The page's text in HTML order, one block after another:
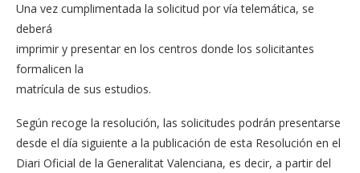
Una vez cumplimentada la solicitud por vía telemática, se
deberá
imprimir y presentar en los centros donde los solicitantes
formalicen la
matrícula de sus estudios.
Según recoge la resolución, las solicitudes podrán presentarse
desde el día siguiente a la publicación de esta Resolución en el
Diari Oficial de la Generalitat Valenciana, es decir, a partir del